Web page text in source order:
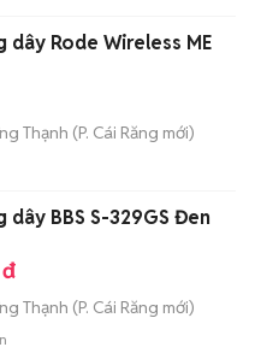
dây Rode Wireless ME
Thạnh (P. Cái Răng mới)
dây BBS S-329GS Đen
Thạnh (P. Cái Răng mới)